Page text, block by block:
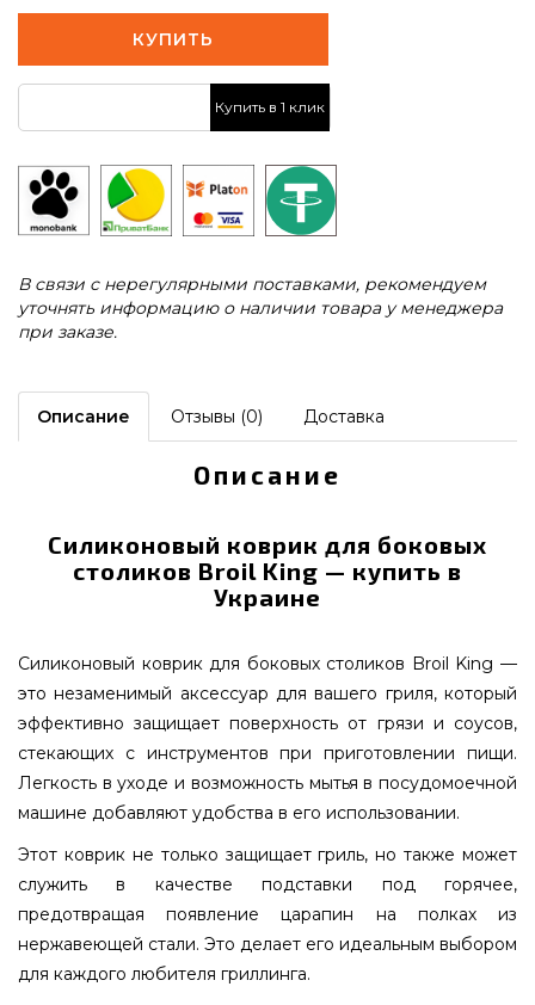
КУПИТЬ
Купить в 1 клик
В связи с нерегулярными поставками, рекомендуем
уточнять информацию о наличии товара у менеджера
при заказе.
Описание Отзывы (0) Доставка
Описание
Силиконовый коврик для боковых
столиков Broil King — купить в
Украине
Силиконовый коврик для боковых столиков Broil King —
это незаменимый аксессуар для вашего гриля, который
эффективно защищает поверхность от грязи и соусов,
стекающих с инструментов при приготовлении пищи.
Легкость в уходе и возможность мытья в посудомоечной
машине добавляют удобства в его использовании.
Этот коврик не только защищает гриль, но также может
служить в качестве подставки под горячее,
предотвращая появление царапин на полках из
нержавеющей стали. Это делает его идеальным выбором
для каждого любителя гриллинга.